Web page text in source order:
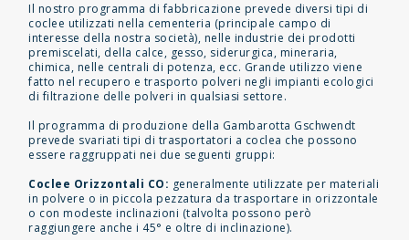
Il nostro programma di fabbricazione prevede diversi tipi di
coclee utilizzati nella cementeria (principale campo di
interesse della nostra società), nelle industrie dei prodotti
premiscelati, della calce, gesso, siderurgica, mineraria,
chimica, nelle centrali di potenza, ecc. Grande utilizzo viene
fatto nel recupero e trasporto polveri negli impianti ecologici
di filtrazione delle polveri in qualsiasi settore.
Il programma di produzione della Gambarotta Gschwendt
prevede svariati tipi di trasportatori a coclea che possono
essere raggruppati nei due seguenti gruppi:
Coclee Orizzontali CO: generalmente utilizzate per materiali
in polvere o in piccola pezzatura da trasportare in orizzontale
o con modeste inclinazioni (talvolta possono però
raggiungere anche i 45° e oltre di inclinazione).